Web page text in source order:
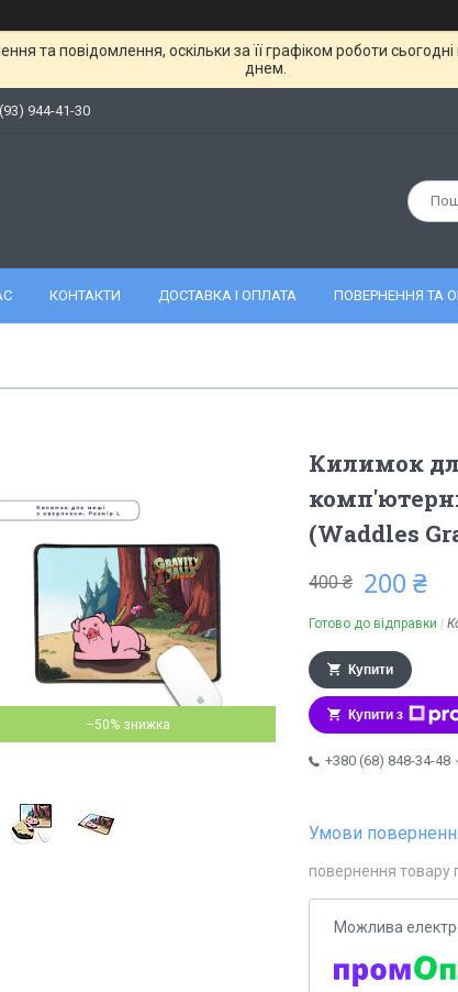
та повідомлення, оскільки за її графіком роботи
днем.
944-41-30
КОНТАКТИ ДОСТАВКА І ОПЛАТА ПОВЕРНЕННЯ ТА
–50%
Килимок
(Waddles
400 ₴ 200 ₴
Готово до відправки
Купити
Купити з
+380 (68) 848-34-48
повернення товару